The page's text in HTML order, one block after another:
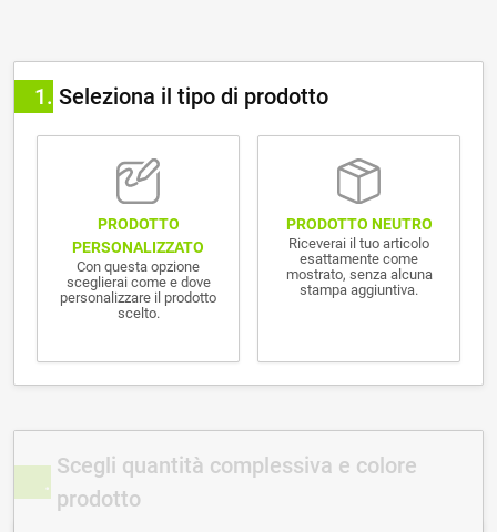
1 Seleziona il tipo di prodotto
PRODOTTO
PERSONALIZZATO
Con questa opzione
sceglierai come e dove
personalizzare il prodotto
scelto.
PRODOTTO NEUTRO
Riceverai il tuo articolo
esattamente come
mostrato, senza alcuna
stampa aggiuntiva.
Scegli quantità complessiva e colore
prodotto